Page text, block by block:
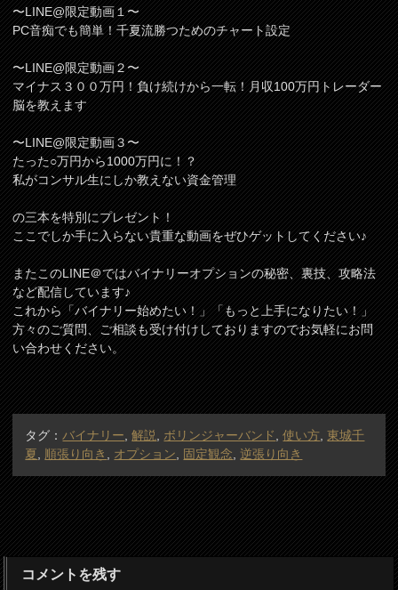
〜LINE@限定動画１〜
PC音痴でも簡単！千夏流勝つためのチャート設定
〜LINE@限定動画２〜
マイナス３００万円！負け続けから一転！月収100万円トレーダー
脳を教えます
〜LINE@限定動画３〜
たった○万円から1000万円に！？
私がコンサル生にしか教えない資金管理
の三本を特別にプレゼント！
ここでしか手に入らない貴重な動画をぜひゲットしてください♪
またこのLINE＠ではバイナリーオプションの秘密、裏技、攻略法
など配信しています♪
これから「バイナリー始めたい！」「もっと上手になりたい！」
方々のご質問、ご相談も受け付けしておりますのでお気軽にお問
い合わせください。
タグ： バイナリー ,解説 ボリンジャーバンド ,使い方 ,東城千
夏
順張り向き オプション 固定観念 ,逆張り向き
コメントを残す